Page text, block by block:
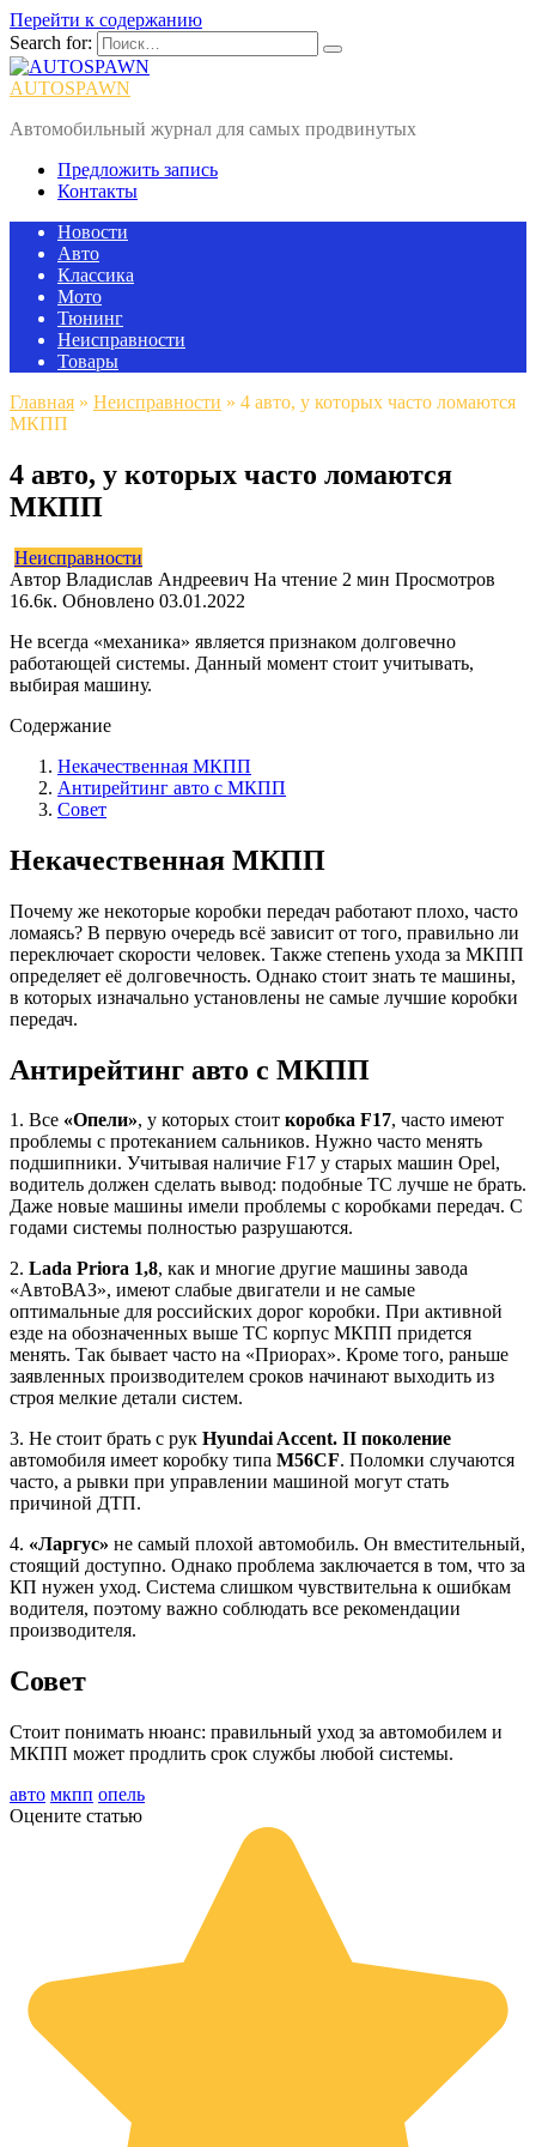
Перейти к содержанию
Search for:
AUTOSPAWN
Автомобильный журнал для самых продвинутых
Предложить запись
Контакты
Новости
Авто
Классика
Мото
Тюнинг
Неисправности
Товары
Главная » Неисправности » 4 авто, у которых часто ломаются
МКПП
4 авто, у которых часто ломаются
МКПП
Неисправности
Автор Владислав Андреевич На чтение 2 мин Просмотров
16.6к. Обновлено 03.01.2022
Не всегда «механика» является признаком долговечно
работающей системы. Данный момент стоит учитывать,
выбирая машину.
Содержание
Некачественная МКПП
Антирейтинг авто с МКПП
Совет
Некачественная МКПП
Почему же некоторые коробки передач работают плохо, часто
ломаясь? В первую очередь всё зависит от того, правильно ли
переключает скорости человек. Также степень ухода за МКПП
определяет её долговечность. Однако стоит знать те машины,
в которых изначально установлены не самые лучшие коробки
передач.
Антирейтинг авто с МКПП
1. Все «Опели», у которых стоит коробка F17, часто имеют
проблемы с протеканием сальников. Нужно часто менять
подшипники. Учитывая наличие F17 у старых машин Opel,
водитель должен сделать вывод: подобные ТС лучше не брать.
Даже новые машины имели проблемы с коробками передач. С
годами системы полностью разрушаются.
2. Lada Priora 1,8, как и многие другие машины завода
«АвтоВАЗ», имеют слабые двигатели и не самые
оптимальные для российских дорог коробки. При активной
езде на обозначенных выше ТС корпус МКПП придется
менять. Так бывает часто на «Приорах». Кроме того, раньше
заявленных производителем сроков начинают выходить из
строя мелкие детали систем.
3. Не стоит брать с рук Hyundai Accent. II поколение
автомобиля имеет коробку типа M56CF. Поломки случаются
часто, а рывки при управлении машиной могут стать
причиной ДТП.
4. «Ларгус» не самый плохой автомобиль. Он вместительный,
стоящий доступно. Однако проблема заключается в том, что за
КП нужен уход. Система слишком чувствительна к ошибкам
водителя, поэтому важно соблюдать все рекомендации
производителя.
Совет
Стоит понимать нюанс: правильный уход за автомобилем и
МКПП может продлить срок службы любой системы.
авто мкпп опель
Оцените статью